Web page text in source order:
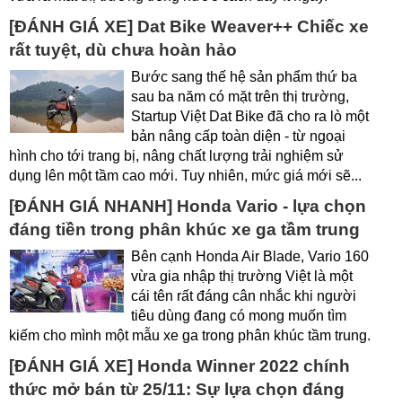
[ĐÁNH GIÁ XE] Dat Bike Weaver++ Chiếc xe
rất tuyệt, dù chưa hoàn hảo
Bước sang thế hệ sản phẩm thứ ba
sau ba năm có mặt trên thị trường,
Startup Việt Dat Bike đã cho ra lò một
bản nâng cấp toàn diện - từ ngoại
hình cho tới trang bị, nâng chất lượng trải nghiệm sử
dụng lên một tầm cao mới. Tuy nhiên, mức giá mới sẽ...
[ĐÁNH GIÁ NHANH] Honda Vario - lựa chọn
đáng tiền trong phân khúc xe ga tầm trung
Bên cạnh Honda Air Blade, Vario 160
vừa gia nhập thị trường Việt là một
cái tên rất đáng cân nhắc khi người
tiêu dùng đang có mong muốn tìm
kiếm cho mình một mẫu xe ga trong phân khúc tầm trung.
[ĐÁNH GIÁ XE] Honda Winner 2022 chính
thức mở bán từ 25/11: Sự lựa chọn đáng